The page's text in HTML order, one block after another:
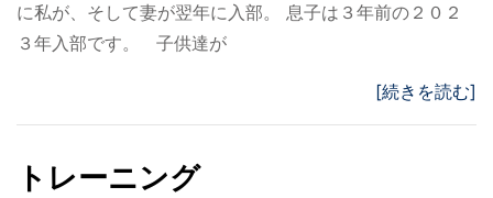
に私が、そして妻が翌年に入部。 息子は３年前の２０２
３年入部です。 子供達が
[続きを読む]
トレーニング